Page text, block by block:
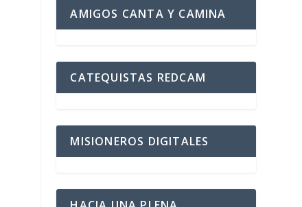
AMIGOS CANTA Y CAMINA
CATEQUISTAS REDCAM
MISIONEROS DIGITALES